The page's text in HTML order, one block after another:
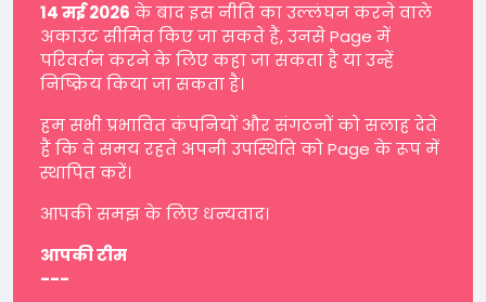
14 मई 2026 के बाद इस नीति का उल्लंघन करने वाले
अकाउंट सीमित किए जा सकते हैं, उनसे Page में
परिवर्तन करने के लिए कहा जा सकता है या उन्हें
निष्क्रिय किया जा सकता है।
हम सभी प्रभावित कंपनियों और संगठनों को सलाह देते
हैं कि वे समय रहते अपनी उपस्थिति को Page के रूप में
स्थापित करें।
आपकी समझ के लिए धन्यवाद।
आपकी टीम
---